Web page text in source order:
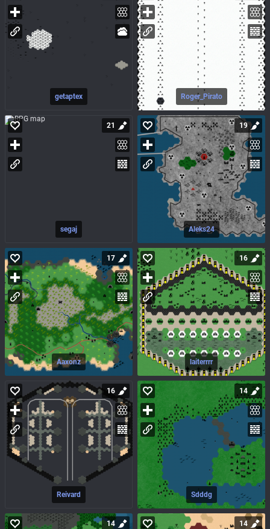
getaptex Roger_Pirato
segaj
21
Aleks24
19
Aaxonz
17
laiterrrr
16
Reivard
16
Sdddg
14
14 14